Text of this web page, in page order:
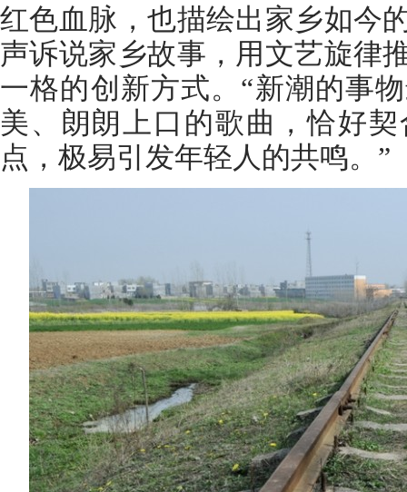
红色血脉，也描绘出家乡如今
声诉说家乡故事，用文艺旋律
一格的创新方式。“新潮的事
美、朗朗上口的歌曲，恰好
点，极易引发年轻人的共鸣。”